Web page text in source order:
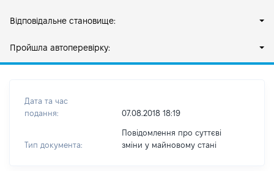
Відповідальне становище:
Пройшла автоперевірку:
Дата та час
подання:
07.08.2018 18:19
Тип документа:
Повідомлення про суттєві
зміни y майновому стані